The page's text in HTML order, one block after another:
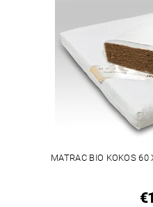
MATRAC BIO KOKOS 60